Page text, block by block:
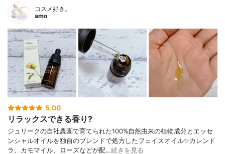
コスメ好き。
amo
5.00
リラックスできる香り?
ジュリークの自社農園で育てられた100%自然由来の植物成分とエッセ
ンシャルオイルを独自のブレンドで処方したフェイスオイル✨カレンド
ラ、カモマイル、ローズなどが配…続きを見る